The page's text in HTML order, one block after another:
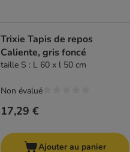
Trixie Tapis de repos
Caliente, gris foncé
taille S : L 60 x l 50 cm
17,29 €
Non évalué
Ajouter au panier